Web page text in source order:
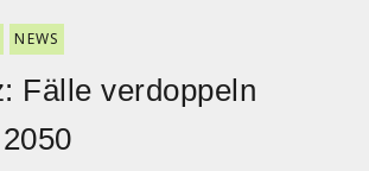
NEWS
Fälle verdoppeln